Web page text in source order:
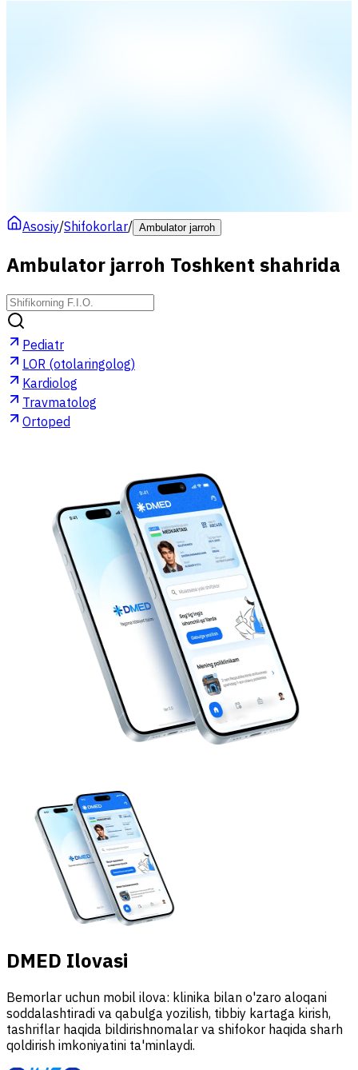
Asosiy/Shifokorlar/ Ambulator jarroh
Ambulator jarroh Toshkent shahrida
Pediatr
LOR (otolaringolog)
Kardiolog
Travmatolog
Ortoped
DMED Ilovasi
Bemorlar uchun mobil ilova: klinika bilan o'zaro aloqani
soddalashtiradi va qabulga yozilish, tibbiy kartaga kirish,
tashriflar haqida bildirishnomalar va shifokor haqida sharh
qoldirish imkoniyatini ta'minlaydi.